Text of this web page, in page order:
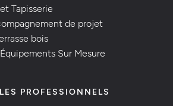
Tapisserie
de projet
bois
Sur Mesure
PROFESSIONNELS